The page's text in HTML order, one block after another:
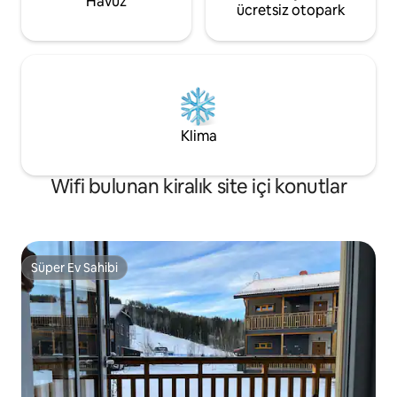
ücretsiz otopark
Klima
Wifi bulunan kiralık site içi konutlar
Süper Ev Sahibi
Süper Ev Sahibi